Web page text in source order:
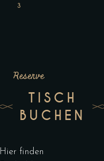
Reserve
TISCH
BUCHEN
Hier finden